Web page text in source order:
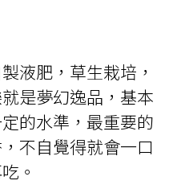
液肥，草生栽培，
是夢幻逸品，基本
的水準，最重要的
不自覺得就會一口
。